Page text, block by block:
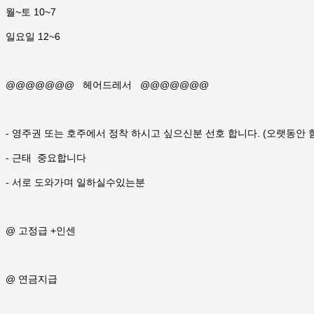
월~토 10~7
일요일 12~6
@@@@@@@ 헤어드레서 @@@@@@@
- 영주권 또는 호주에서 정착 하시고 싶으신분 선호 합니다. (오랫동안
- 근태 중요합니다
- 서로 도와가며 일하실수있는분
@ 고정급 +인센
@ 연금지급